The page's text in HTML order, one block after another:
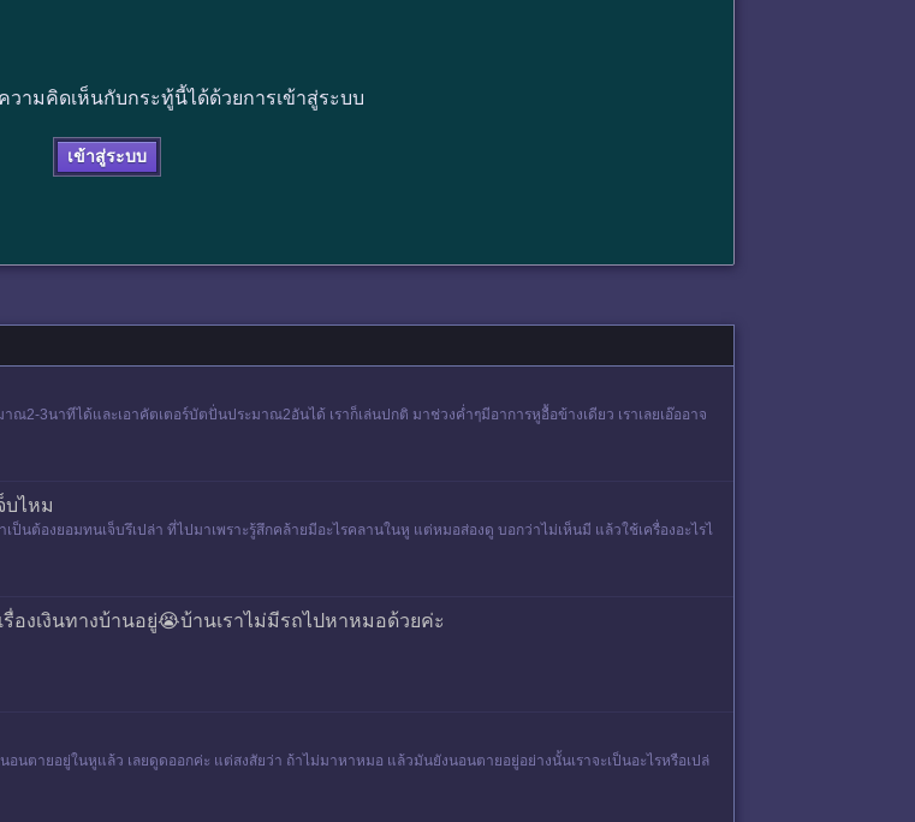
ามคิดเห็นกับกระทู้นี้ได้ด้วยการเข้าสู่ระบบ
เข้าสู่ระบบ
ณ2-3นาทีได้และเอาคัตเตอร์บัตปั่นประมาณ2อันได้ เราก็เล่นปกติ มาช่วงค่ำๆมีอาการหูอื้อข้างเดียว เราเลยเอ๊ออาจ
บไหม
นต้องยอมทนเจ็บรึเปล่า ที่ไปมาเพราะรู้สึกคล้ายมีอะไรคลานในหู แต่หมอส่องดู บอกว่าไม่เห็นมี แล้วใช้เครื่องอะไรไ
องเงินทางบ้านอยู่😭บ้านเราไม่มีรถไปหาหมอด้วยค่ะ
ตายอยู่ในหูแล้ว เลยดูดออกค่ะ แต่สงสัยว่า ถ้าไม่มาหาหมอ แล้วมันยังนอนตายอยู่อย่างนั้นเราจะเป็นอะไรหรือเปล่